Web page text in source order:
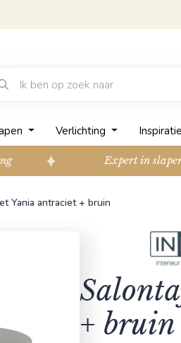
Verlichting Inspiratie
Expert in
Yania antraciet + bruin
+ bruin